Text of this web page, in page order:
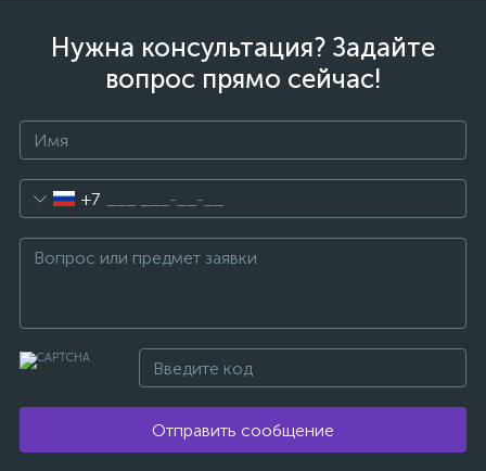
Нужна консультация? Задайте
вопрос прямо сейчас!
+7
Отправить сообщение